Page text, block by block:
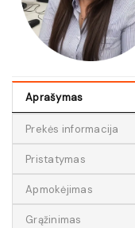
Aprašymas
Prekės informacija
Pristatymas
Apmokėjimas
Grąžinimas